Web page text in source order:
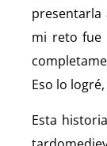
presentarla
mi reto fue
Eso lo
Esta